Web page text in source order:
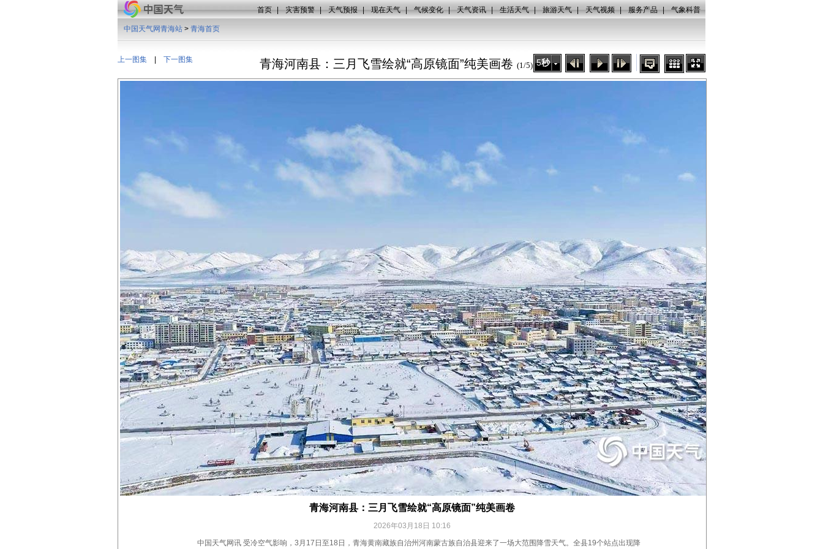
首页 | 灾害预警 | 天气预报 | 现在天气 | 气候变化 | 天气资讯 | 生活天气 | 旅游天气 | 天气视频 | 服务产品 | 气象科普
上一图集 下一图集
中国天气网青海站 > 青海首页
青海河南县：三月飞雪绘就“高原镜面”纯美画卷 (1/5) 5秒
青海河南县：三月飞雪绘就“高原镜面”纯美画卷
2026年03月18日 10:16
中国天气网讯 受冷空气影响，3月17日至18日，青海黄南藏族自治州河南蒙古族自治县迎来了一场大范围降雪天气。全县19个站点出现降